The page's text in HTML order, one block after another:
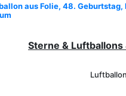
aus Folie, 48.
Sterne &